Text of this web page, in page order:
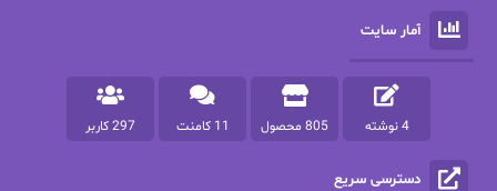
پرستو مهاجر
پرهام رسولی
پروانه قدیمی پروانه محمدی
پریسا شکور(طوفان خاموش)
آمار سایت
4 نوشته 805 محصول 11 کامنت 297 کاربر
دسترسی سریع